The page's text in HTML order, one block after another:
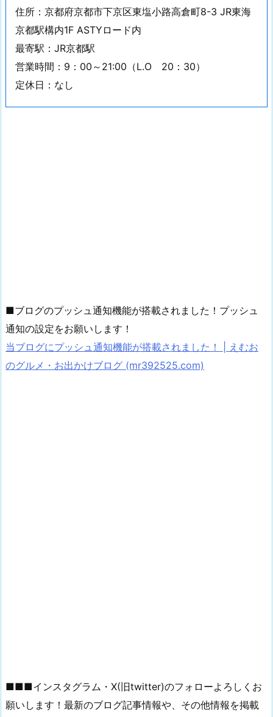
住所：京都府京都市下京区東塩小路高倉町8-3 JR東海
京都駅構内1F ASTYロード内
最寄駅：JR京都駅
営業時間：9：00～21:00（L.O 20：30）
定休日：なし
■ブログのプッシュ通知機能が搭載されました！プッシュ
通知の設定をお願いします！
当ブログにプッシュ通知機能が搭載されました！ | えむお
のグルメ・お出かけブログ (mr392525.com)
■■■インスタグラム・X(旧twitter)のフォローよろしくお
願いします！最新のブログ記事情報や、その他情報を掲載